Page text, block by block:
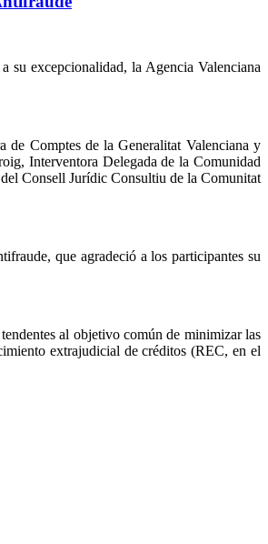
su excepcionalidad, la Agencia Valenciana
de Comptes de la Generalitat Valenciana y
Interventora Delegada de la Comunidad
Consell Jurídic Consultiu de la Comunitat
que agradeció a los participantes su
al objetivo común de minimizar las
extrajudicial de créditos (REC, en el